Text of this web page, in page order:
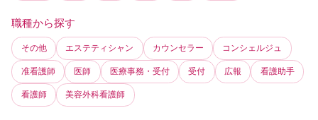
職種から探す
その他 エステティシャン カウンセラー コンシェルジュ
准看護師 医師 医療事務・受付 受付 広報 看護助手
看護師 美容外科看護師